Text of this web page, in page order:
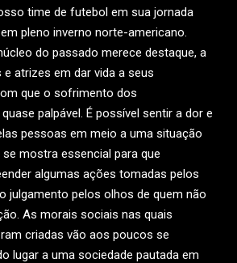
time de futebol em sua jornada
pleno inverno norte-americano.
do passado merece destaque, a
atrizes em dar vida a seus
que o sofrimento dos
palpável. É possível sentir a dor e
pessoas em meio a uma situação
mostra essencial para que
algumas ações tomadas pelos
julgamento pelos olhos de quem não
As morais sociais nas quais
criadas vão aos poucos se
lugar a uma sociedade pautada em